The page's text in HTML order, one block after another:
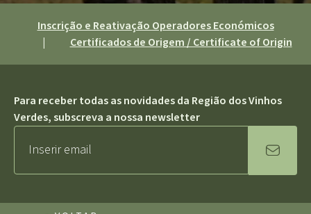
Inscrição e Reativação Operadores Económicos
|
Certificados de Origem / Certificate of Origin
Para receber todas as novidades da Região dos Vinhos
Verdes, subscreva a nossa newsletter